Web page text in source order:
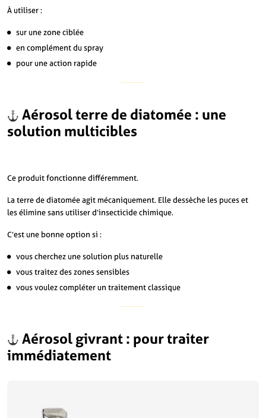
À utiliser :
sur une zone ciblée
en complément du spray
pour une action rapide
Aérosol terre de diatomée : une
solution multicibles
Ce produit fonctionne différemment.
La terre de diatomée agit mécaniquement. Elle dessèche les puces et
les élimine sans utiliser d’insecticide chimique.
C’est une bonne option si :
vous cherchez une solution plus naturelle
vous traitez des zones sensibles
vous voulez compléter un traitement classique
Aérosol givrant : pour traiter
immédiatement